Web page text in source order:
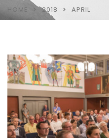
HOME 2018 APRIL